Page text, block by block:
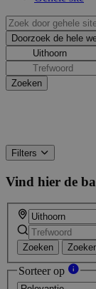
Filters
Vind hier de
Zoeken
Sorteer op